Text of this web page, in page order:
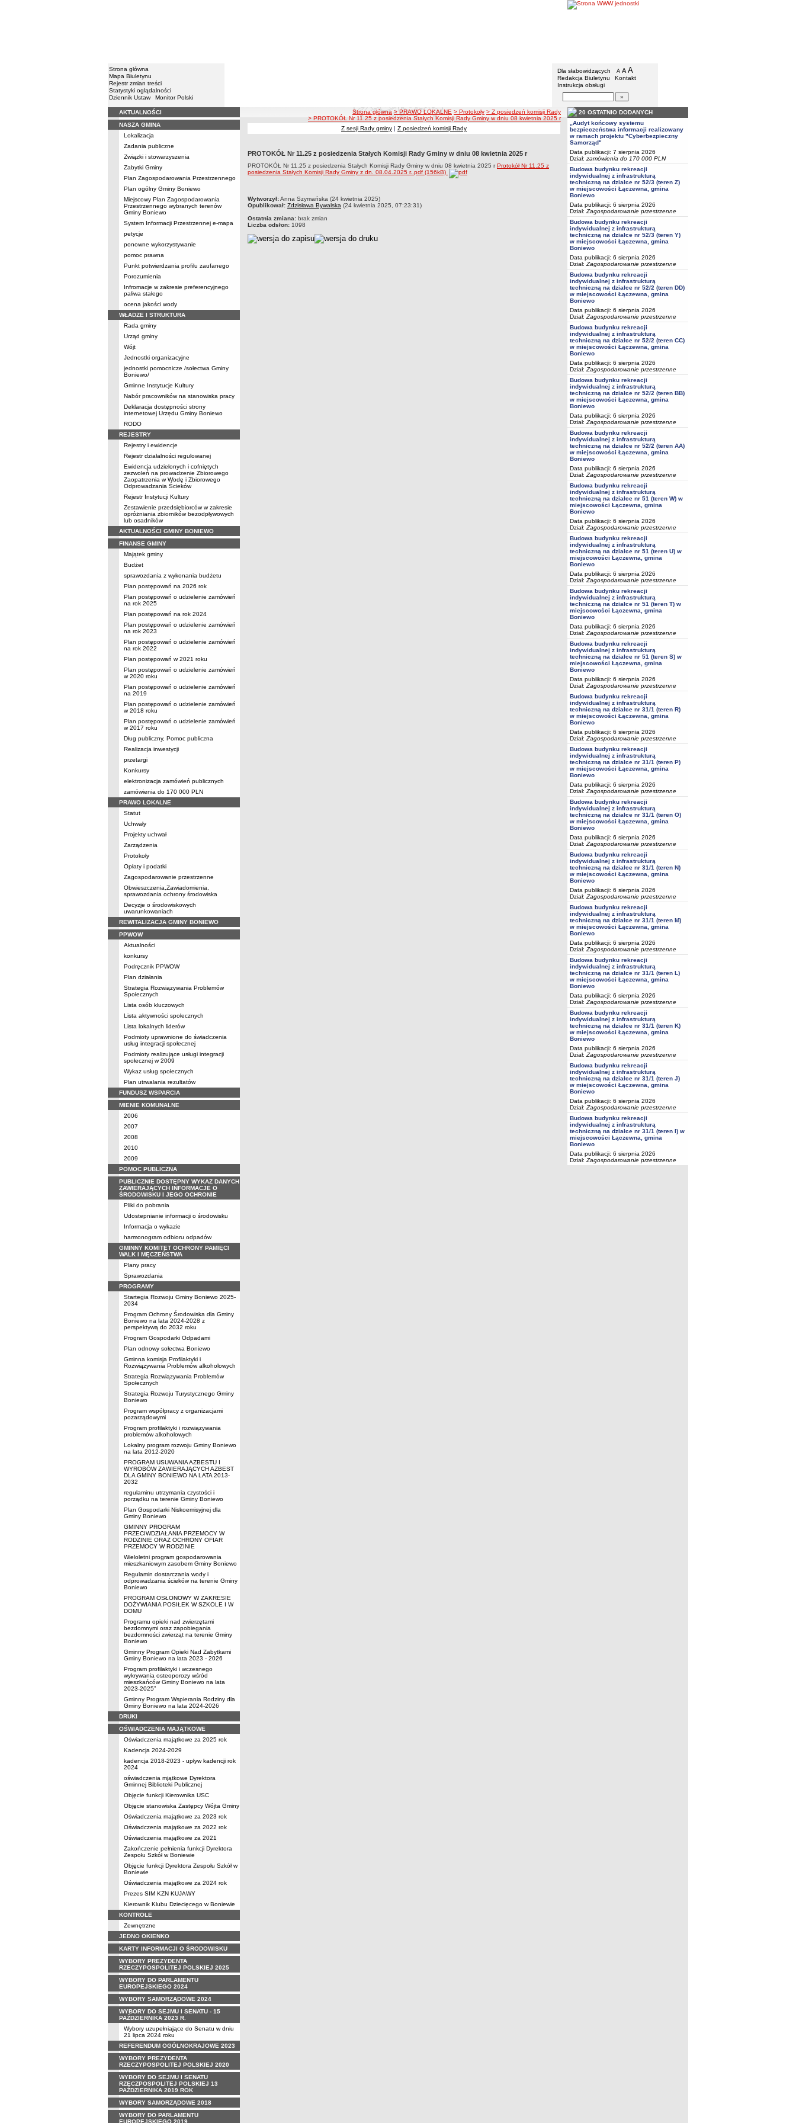
Strona główna
Mapa Biuletynu
Rejestr zmian treści
Statystyki oglądalności
Dziennik Ustaw
Monitor Polski
Urząd Gminy w Boniewie
Menu dodatkowe
Dla słabowidzących A pomniejsz czcionkę
A standardowy rozmiar czcionki
A
Redakcja Biuletynu
Kontakt
Instrukcja obsługi
Wyszukiwarka artykułów
Menu
AKTUALNOŚCI
NASZA GMINA
Lokalizacja
Zadania publiczne
Związki i stowarzyszenia
Zabytki Gminy
Plan Zagospodarowania Przestrzennego
Plan ogólny Gminy Boniewo
Miejscowy Plan Zagospodarowania
Przestrzennego wybranych terenów
Gminy Boniewo
System Informacji Przestrzennej e-mapa
petycje
ponowne wykorzystywanie
pomoc prawna
Punkt potwierdzania profilu zaufanego
Porozumienia
Infromacje w zakresie preferencyjnego
paliwa stałego
ocena jakości wody
WŁADZE I STRUKTURA
Rada gminy
Urząd gminy
Wójt
Jednostki organizacyjne
jednostki pomocnicze /sołectwa Gminy
Boniewo/
Gminne Instytucje Kultury
Nabór pracowników na stanowiska pracy
Deklaracja dostępności strony
internetowej Urzędu Gminy Boniewo
RODO
REJESTRY
Rejestry i ewidencje
Rejestr działalności regulowanej
Ewidencja udzielonych i cofniętych
zezwoleń na prowadzenie Zbiorowego
Zaopatrzenia w Wodę i Zbiorowego
Odprowadzania Ścieków
Rejestr Instytucji Kultury
Zestawienie przedsiębiorców w zakresie
opróżniania zbiorników bezodpływowych
lub osadników
AKTUALNOŚCI GMINY BONIEWO
FINANSE GMINY
Majątek gminy
Budżet
sprawozdania z wykonania budżetu
Plan postępowań na 2026 rok
Plan postępowań o udzielenie zamówień
na rok 2025
Plan postępowań na rok 2024
Plan postępowań o udzielenie zamówień
na rok 2023
Plan postępowań o udzielenie zamówień
na rok 2022
Plan postępowań w 2021 roku
Plan postępowań o udzielenie zamówień
w 2020 roku
Plan postępowań o udzielenie zamówień
na 2019
Plan postępowań o udzielenie zamówień
w 2018 roku
Plan postępowań o udzielenie zamówień
w 2017 roku
Dług publiczny, Pomoc publiczna
Realizacja inwestycji
przetargi
Konkursy
elektronizacja zamówień publicznych
zamówienia do 170 000 PLN
PRAWO LOKALNE
Statut
Uchwały
Projekty uchwał
Zarządzenia
Protokoły
Opłaty i podatki
Zagospodarowanie przestrzenne
Obwieszczenia,Zawiadomienia,
sprawozdania ochrony środowiska
Decyzje o środowiskowych
uwarunkowaniach
REWITALIZACJA GMINY BONIEWO
PPWOW
Aktualności
konkursy
Podręcznik PPWOW
Plan działania
Strategia Rozwiązywania Problemów
Społecznych
Lista osób kluczowych
Lista aktywności społecznych
Lista lokalnych liderów
Podmioty uprawnione do świadczenia
usług integracji społecznej
Podmioty realizujące usługi integracji
społecznej w 2009
Wykaz usług społecznych
Plan utrwalania rezultatów
FUNDUSZ WSPARCIA
MIENIE KOMUNALNE
2006
2007
2008
2010
2009
POMOC PUBLICZNA
PUBLICZNIE DOSTĘPNY WYKAZ DANYCH
ZAWIERAJĄCYCH INFORMACJE O
ŚRODOWISKU I JEGO OCHRONIE
Pliki do pobrania
Udostepnianie informacji o środowisku
Informacja o wykazie
harmonogram odbioru odpadów
GMINNY KOMITET OCHRONY PAMIĘCI
WALK I MĘCZEŃSTWA
Plany pracy
Sprawozdania
PROGRAMY
Startegia Rozwoju Gminy Boniewo 2025-
2034
Program Ochrony Środowiska dla Gminy
Boniewo na lata 2024-2028 z
perspektywą do 2032 roku
Program Gospodarki Odpadami
Plan odnowy sołectwa Boniewo
Gminna komisja Profilaktyki i
Rozwiązywania Problemów alkoholowych
Strategia Rozwiązywania Problemów
Społecznych
Strategia Rozwoju Turystycznego Gminy
Boniewo
Program współpracy z organizacjami
pozarządowymi
Program profilaktyki i rozwiązywania
problemów alkoholowych
Lokalny program rozwoju Gminy Boniewo
na lata 2012-2020
PROGRAM USUWANIA AZBESTU I
WYROBÓW ZAWIERAJĄCYCH AZBEST
DLA GMINY BONIEWO NA LATA 2013-
2032
regulaminu utrzymania czystości i
porządku na terenie Gminy Boniewo
Plan Gospodarki Niskoemisyjnej dla
Gminy Boniewo
GMINNY PROGRAM
PRZECIWDZIAŁANIA PRZEMOCY W
RODZINIE ORAZ OCHRONY OFIAR
PRZEMOCY W RODZINIE
Wieloletni program gospodarowania
mieszkaniowym zasobem Gminy Boniewo
Regulamin dostarczania wody i
odprowadzania ścieków na terenie Gminy
Boniewo
PROGRAM OSŁONOWY W ZAKRESIE
DOŻYWIANIA POSIŁEK W SZKOLE I W
DOMU
Programu opieki nad zwierzętami
bezdomnymi oraz zapobiegania
bezdomności zwierząt na terenie Gminy
Boniewo
Gminny Program Opieki Nad Zabytkami
Gminy Boniewo na lata 2023 - 2026
Program profilaktyki i wczesnego
wykrywania osteoporozy wśród
mieszkańców Gminy Boniewo na lata
2023-2025”
Gminny Program Wspierania Rodziny dla
Gminy Boniewo na lata 2024-2026
DRUKI
OŚWIADCZENIA MAJĄTKOWE
Oświadczenia majątkowe za 2025 rok
Kadencja 2024-2029
kadencja 2018-2023 - upływ kadencji rok
2024
oświadczenia mjątkowe Dyrektora
Gminnej Biblioteki Publicznej
Objęcie funkcji Kierownika USC
Objęcie stanowiska Zastępcy Wójta Gminy
Oświadczenia majątkowe za 2023 rok
Oświadczenia majątkowe za 2022 rok
Oświadczenia majątkowe za 2021
Zakończenie pełnienia funkcji Dyrektora
Zespołu Szkół w Boniewie
Objęcie funkcji Dyrektora Zespołu Szkół w
Boniewie
Oświadczenia majątkowe za 2024 rok
Prezes SIM KZN KUJAWY
Kierownik Klubu Dziecięcego w Boniewie
KONTROLE
Zewnętrzne
JEDNO OKIENKO
KARTY INFORMACJI O ŚRODOWISKU
WYBORY PREZYDENTA
RZECZYPOSPOLITEJ POLSKIEJ 2025
WYBORY DO PARLAMENTU
EUROPEJSKIEGO 2024
WYBORY SAMORZĄDOWE 2024
WYBORY DO SEJMU I SENATU - 15
PAŹDZIERNIKA 2023 R.
Wybory uzupełniające do Senatu w dniu
21 lipca 2024 roku
REFERENDUM OGÓLNOKRAJOWE 2023
WYBORY PREZYDENTA
RZECZYPOSPOLITEJ POLSKIEJ 2020
WYBORY DO SEJMU I SENATU
RZECZPOSPOLITEJ POLSKIEJ 13
PAŹDZIERNIKA 2019 ROK
WYBORY SAMORZĄDOWE 2018
WYBORY DO PARLAMENTU
EUROPEJSKIEGO 2019
ścieżka nawigacji
Strona główna > PRAWO LOKALNE > Protokoły > Z posiedzeń komisji Rady
> PROTOKÓŁ Nr 11.25 z posiedzenia Stałych Komisji Rady Gminy w dniu 08 kwietnia 2025 r
Z sesji Rady gminy | Z posiedzeń komisji Rady
PROTOKÓŁ Nr 11.25 z posiedzenia Stałych Komisji Rady Gminy w dniu 08 kwietnia 2025 r
PROTOKÓŁ Nr 11.25 z posiedzenia Stałych Komisji Rady Gminy w dniu 08 kwietnia 2025 rProtokół Nr 11.25 z
posiedzenia Stałych Komisji Rady Gminy z dn. 08.04.2025 r..pdf (156kB)
metryczka
Wytworzył:Anna Szymańska (24 kwietnia 2025)
Opublikował: Zdzisława Bywalska (24 kwietnia 2025, 07:23:31)
Ostatnia zmiana: brak zmian
Liczba odsłon: 1098
20 OSTATNIO DODANYCH
„Audyt końcowy systemu
bezpieczeństwa informacji realizowany
w ramach projektu "Cyberbezpieczny
Samorząd"
Data publikacji: 7 sierpnia 2026
Dział: zamówienia do 170 000 PLN
Budowa budynku rekreacji
indywidualnej z infrastrukturą
techniczną na działce nr 52/3 (teren Z)
w miejscowości Łączewna, gmina
Boniewo
Data publikacji: 6 sierpnia 2026
Dział: Zagospodarowanie przestrzenne
Budowa budynku rekreacji
indywidualnej z infrastrukturą
techniczną na działce nr 52/3 (teren Y)
w miejscowości Łączewna, gmina
Boniewo
Data publikacji: 6 sierpnia 2026
Dział: Zagospodarowanie przestrzenne
Budowa budynku rekreacji
indywidualnej z infrastrukturą
techniczną na działce nr 52/2 (teren DD)
w miejscowości Łączewna, gmina
Boniewo
Data publikacji: 6 sierpnia 2026
Dział: Zagospodarowanie przestrzenne
Budowa budynku rekreacji
indywidualnej z infrastrukturą
techniczną na działce nr 52/2 (teren CC)
w miejscowości Łączewna, gmina
Boniewo
Data publikacji: 6 sierpnia 2026
Dział: Zagospodarowanie przestrzenne
Budowa budynku rekreacji
indywidualnej z infrastrukturą
techniczną na działce nr 52/2 (teren BB)
w miejscowości Łączewna, gmina
Boniewo
Data publikacji: 6 sierpnia 2026
Dział: Zagospodarowanie przestrzenne
Budowa budynku rekreacji
indywidualnej z infrastrukturą
techniczną na działce nr 52/2 (teren AA)
w miejscowości Łączewna, gmina
Boniewo
Data publikacji: 6 sierpnia 2026
Dział: Zagospodarowanie przestrzenne
Budowa budynku rekreacji
indywidualnej z infrastrukturą
techniczną na działce nr 51 (teren W) w
miejscowości Łączewna, gmina
Boniewo
Data publikacji: 6 sierpnia 2026
Dział: Zagospodarowanie przestrzenne
Budowa budynku rekreacji
indywidualnej z infrastrukturą
techniczną na działce nr 51 (teren U) w
miejscowości Łączewna, gmina
Boniewo
Data publikacji: 6 sierpnia 2026
Dział: Zagospodarowanie przestrzenne
Budowa budynku rekreacji
indywidualnej z infrastrukturą
techniczną na działce nr 51 (teren T) w
miejscowości Łączewna, gmina
Boniewo
Data publikacji: 6 sierpnia 2026
Dział: Zagospodarowanie przestrzenne
Budowa budynku rekreacji
indywidualnej z infrastrukturą
techniczną na działce nr 51 (teren S) w
miejscowości Łączewna, gmina
Boniewo
Data publikacji: 6 sierpnia 2026
Dział: Zagospodarowanie przestrzenne
Budowa budynku rekreacji
indywidualnej z infrastrukturą
techniczną na działce nr 31/1 (teren R)
w miejscowości Łączewna, gmina
Boniewo
Data publikacji: 6 sierpnia 2026
Dział: Zagospodarowanie przestrzenne
Budowa budynku rekreacji
indywidualnej z infrastrukturą
techniczną na działce nr 31/1 (teren P)
w miejscowości Łączewna, gmina
Boniewo
Data publikacji: 6 sierpnia 2026
Dział: Zagospodarowanie przestrzenne
Budowa budynku rekreacji
indywidualnej z infrastrukturą
techniczną na działce nr 31/1 (teren O)
w miejscowości Łączewna, gmina
Boniewo
Data publikacji: 6 sierpnia 2026
Dział: Zagospodarowanie przestrzenne
Budowa budynku rekreacji
indywidualnej z infrastrukturą
techniczną na działce nr 31/1 (teren N)
w miejscowości Łączewna, gmina
Boniewo
Data publikacji: 6 sierpnia 2026
Dział: Zagospodarowanie przestrzenne
Budowa budynku rekreacji
indywidualnej z infrastrukturą
techniczną na działce nr 31/1 (teren M)
w miejscowości Łączewna, gmina
Boniewo
Data publikacji: 6 sierpnia 2026
Dział: Zagospodarowanie przestrzenne
Budowa budynku rekreacji
indywidualnej z infrastrukturą
techniczną na działce nr 31/1 (teren L)
w miejscowości Łączewna, gmina
Boniewo
Data publikacji: 6 sierpnia 2026
Dział: Zagospodarowanie przestrzenne
Budowa budynku rekreacji
indywidualnej z infrastrukturą
techniczną na działce nr 31/1 (teren K)
w miejscowości Łączewna, gmina
Boniewo
Data publikacji: 6 sierpnia 2026
Dział: Zagospodarowanie przestrzenne
Budowa budynku rekreacji
indywidualnej z infrastrukturą
techniczną na działce nr 31/1 (teren J)
w miejscowości Łączewna, gmina
Boniewo
Data publikacji: 6 sierpnia 2026
Dział: Zagospodarowanie przestrzenne
Budowa budynku rekreacji
indywidualnej z infrastrukturą
techniczną na działce nr 31/1 (teren I) w
miejscowości Łączewna, gmina
Boniewo
Data publikacji: 6 sierpnia 2026
Dział: Zagospodarowanie przestrzenne